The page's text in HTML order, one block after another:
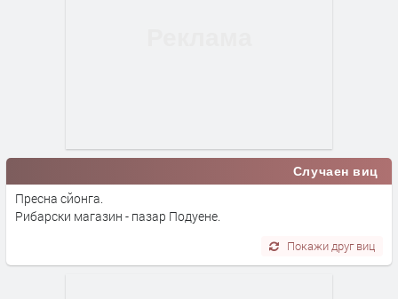
Случаен виц
Пресна сйонга.
Рибарски магазин - пазар Подуене.
Покажи друг виц